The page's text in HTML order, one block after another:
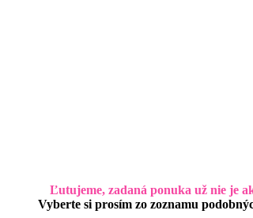
Ľutujeme, zadaná ponuka už nie je
Vyberte si prosím zo zoznamu